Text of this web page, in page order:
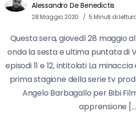
Alessandro De Benedictis
28 Maggio 2020 5 Minuti di
Questa sera, giovedì 28 maggio
onda la sesta e ultima puntata di
episodi 11 e 12, intitolati La
prima stagione della serie tv
Angelo Barbagallo per Bibi
apprensione